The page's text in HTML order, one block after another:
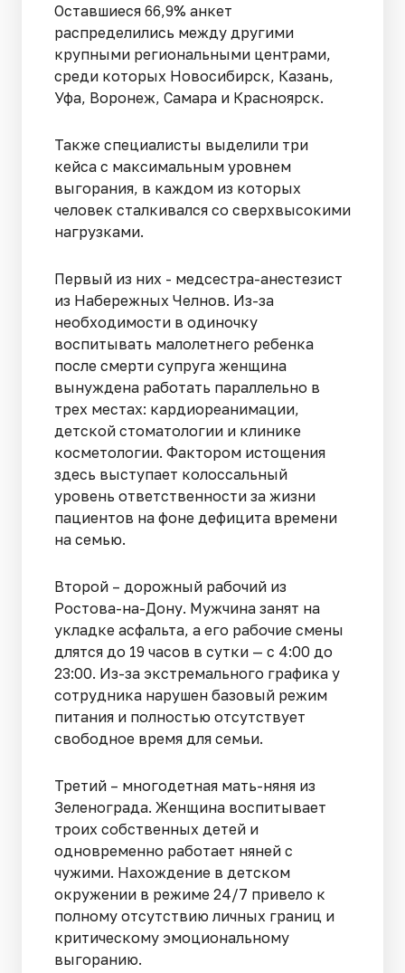
Оставшиеся 66,9% анкет
распределились между другими
крупными региональными центрами,
среди которых Новосибирск, Казань,
Уфа, Воронеж, Самара и Красноярск.
Также специалисты выделили три
кейса с максимальным уровнем
выгорания, в каждом из которых
человек сталкивался со сверхвысокими
нагрузками.
Первый из них - медсестра-анестезист
из Набережных Челнов. Из-за
необходимости в одиночку
воспитывать малолетнего ребенка
после смерти супруга женщина
вынуждена работать параллельно в
трех местах: кардиореанимации,
детской стоматологии и клинике
косметологии. Фактором истощения
здесь выступает колоссальный
уровень ответственности за жизни
пациентов на фоне дефицита времени
на семью.
Второй – дорожный рабочий из
Ростова-на-Дону. Мужчина занят на
укладке асфальта, а его рабочие смены
длятся до 19 часов в сутки — с 4:00 до
23:00. Из-за экстремального графика у
сотрудника нарушен базовый режим
питания и полностью отсутствует
свободное время для семьи.
Третий – многодетная мать-няня из
Зеленограда. Женщина воспитывает
троих собственных детей и
одновременно работает няней с
чужими. Нахождение в детском
окружении в режиме 24/7 привело к
полному отсутствию личных границ и
критическому эмоциональному
выгоранию.